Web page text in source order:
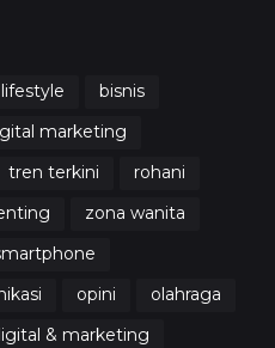
lifestyle
bisnis
marketing
tren terkini
rohani
zona wanita
opini
olahraga
& marketing